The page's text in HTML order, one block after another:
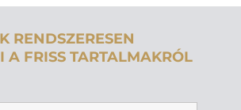
RENDSZERESEN
A FRISS TARTALMAKRÓL